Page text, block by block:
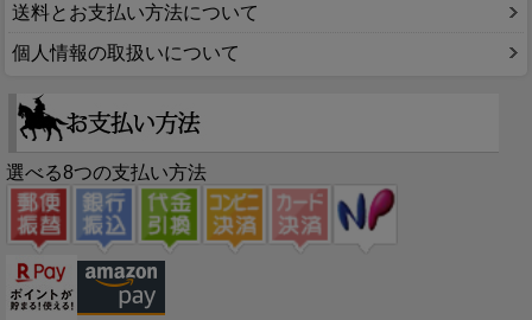
送料とお支払い方法について
個人情報の取扱いについて
選べる8つの支払い方法